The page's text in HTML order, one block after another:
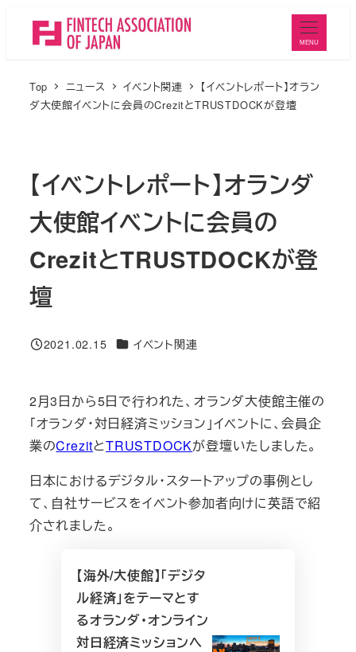
MENU
Top ニュース イベント関連
【イベントレポート】オラン
ダ大使館イベントに会員のCrezitとTRUSTDOCKが登壇
【イベントレポート】オランダ
大使館イベントに会員の
CrezitとTRUSTDOCKが登
壇
投稿日
2021.02.15 ニュースカテゴリ
イベント関連
2月3日から5日で行われた、オランダ大使館主催の
「オランダ・対日経済ミッション」イベントに、会員企
業のCrezitとTRUSTDOCKが登壇いたしました。
日本におけるデジタル・スタートアップの事例とし
て、自社サービスをイベント参加者向けに英語で紹
介されました。
【海外/大使館】「デジタ
ル経済」をテーマとす
るオランダ・オンライン
対日経済ミッションへ